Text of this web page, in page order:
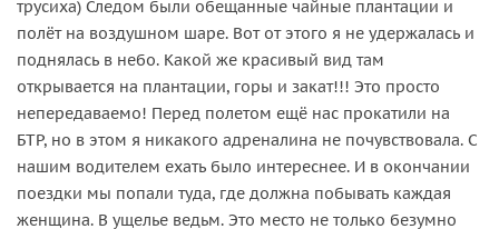
трусиха) Следом были обещанные чайные плантации и
полёт на воздушном шаре. Вот от этого я не удержалась и
поднялась в небо. Какой же красивый вид там
открывается на плантации, горы и закат!!! Это просто
непередаваемо! Перед полетом ещё нас прокатили на
БТР, но в этом я никакого адреналина не почувствовала. С
нашим водителем ехать было интереснее. И в окончании
поездки мы попали туда, где должна побывать каждая
женщина. В ущелье ведьм. Это место не только безумно